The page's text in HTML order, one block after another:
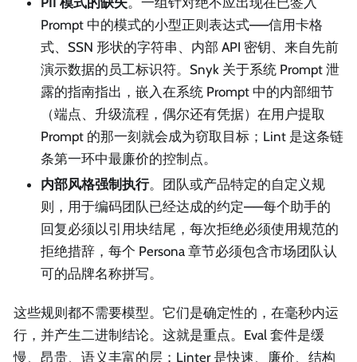
Prompt 中的模式的小型正则表达式——信用卡格
式、SSN 形状的字符串、内部 API 密钥、来自先前
演示数据的员工标识符。Snyk 关于系统 Prompt 泄
露的指南指出，嵌入在系统 Prompt 中的内部细节
（端点、升级流程，偶尔还有凭据）在用户提取
Prompt 的那一刻就会成为窃取目标；Lint 是这条链
条第一环中最廉价的控制点。
内部风格强制执行。团队或产品特定的自定义规
则，用于编码团队已经达成的约定——每个助手的
回复必须以引用块结尾，每次拒绝必须使用规范的
拒绝措辞，每个 Persona 章节必须包含市场团队认
可的品牌名称拼写。
这些规则都不需要模型。它们是确定性的，在毫秒内运
行，并产生二进制结论。这就是重点。Eval 套件是缓
慢、昂贵、语义丰富的层；Linter 是快速、廉价、结构